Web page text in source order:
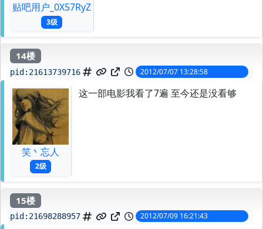
贴吧用户_0X57RyZ
3级
14楼
pid: 21613739716 2012/07/07 13:28:58
笑丶忘人
2级
这一部电影我看了7遍 至今还是没看够
15楼
pid: 21698288957 2012/07/09 16:21:43